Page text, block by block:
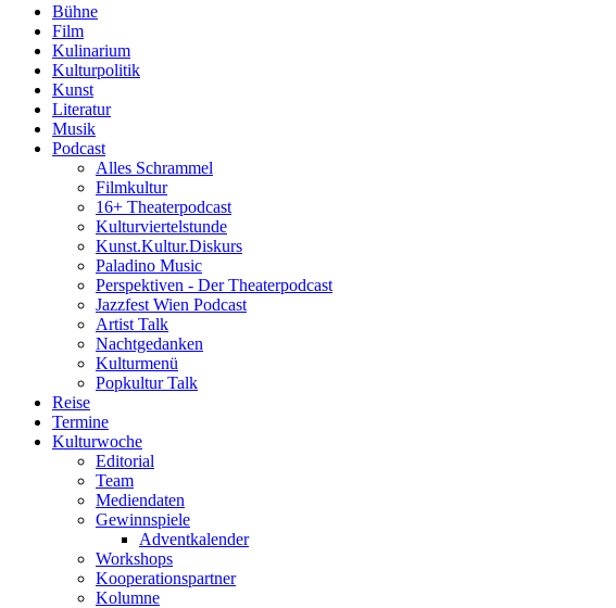
Bühne
Film
Kulinarium
Kulturpolitik
Kunst
Literatur
Musik
Podcast
Alles Schrammel
Filmkultur
16+ Theaterpodcast
Kulturviertelstunde
Kunst.Kultur.Diskurs
Paladino Music
Perspektiven - Der Theaterpodcast
Jazzfest Wien Podcast
Artist Talk
Nachtgedanken
Kulturmenü
Popkultur Talk
Reise
Termine
Kulturwoche
Editorial
Team
Mediendaten
Gewinnspiele
Adventkalender
Workshops
Kooperationspartner
Kolumne